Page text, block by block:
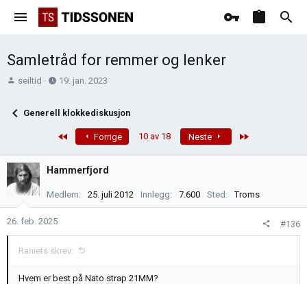
Samletråd for remmer og lenker
T
å
a
r
t
seiltid
O
p
e
e
19. jan. 2023
Generell klokkediskusjon
Forrige 10 av 18 Neste
Hammerfjord
Medlem 25. juli 2012 Innlegg 7.600 Sted Troms
26. feb. 2025 #136
Raniets skrev:
Hvem er best på Nato strap 21MM?